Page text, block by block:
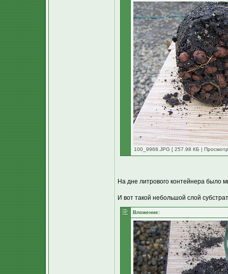
100_9968.JPG [ 257.98 КБ |
На дне литрового контейнера было
И вот такой небольшой слой
Вложение: